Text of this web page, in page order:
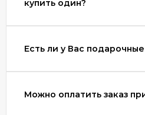
купить один?
Есть ли у Вас
Можно оплатить заказ